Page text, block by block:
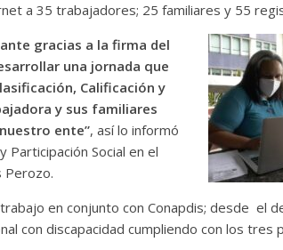
a 35 trabajadores; 25 familiares y 55
gracias a la firma del
una jornada que
Calificación y
y sus familiares
ente”, así lo informó
Participación Social en el
Perozo.
en conjunto con Conapdis; desde el
con discapacidad cumpliendo con los tres